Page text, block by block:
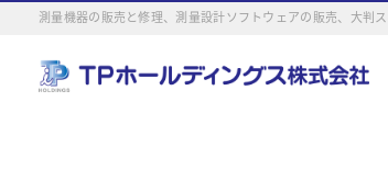
測量機器の販売と修理、測量設計ソフトウェアの販売、大判